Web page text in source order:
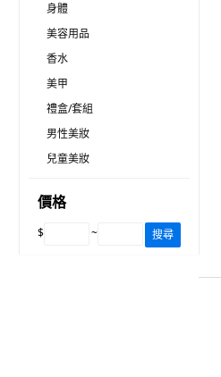
身體
美容用品
香水
美甲
禮盒/套組
男性美妝
兒童美妝
價格
$ ~ 搜尋